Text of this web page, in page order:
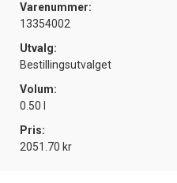
Varenummer:
13354002
Utvalg:
Bestillingsutvalget
Volum:
0.50 l
Pris:
2051.70 kr